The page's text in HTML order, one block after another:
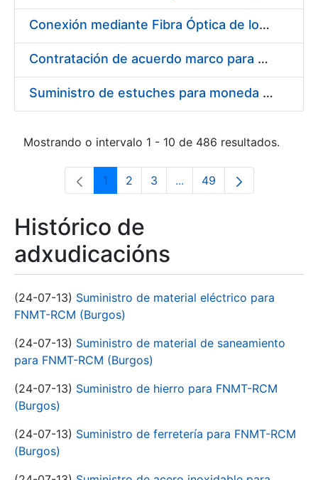
Conexión mediante Fibra Óptica de los Centros de Proceso de Datos (CPDs) de las sedes de la FNMT-RCM de Burgos y Madrid
Contratación de acuerdo marco para el Suministro de Material de Electricidad para la Fábrica Nacional de Moneda y Timbre-Real Casa de la Moneda en su centro de trabajo de Burgos
Suministro de estuches para moneda de 30 €
Mostrando o intervalo 1 - 10 de 486 resultados.
Páxina
1 Páxina
2 Páxina
3 ...Páxinas intermedias Use
Páxina
49
Histórico de
adxudicacións
(24-07-13) Suministro de material eléctrico para
FNMT-RCM (Burgos)
(24-07-13) Suministro de material de saneamiento
para FNMT-RCM (Burgos)
(24-07-13) Suministro de hierro para FNMT-RCM
(Burgos)
(24-07-13) Suministro de ferretería para FNMT-RCM
(Burgos)